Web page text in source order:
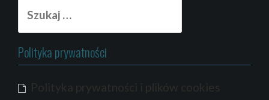
Polityka prywatności
Polityka prywatności i plików cookies